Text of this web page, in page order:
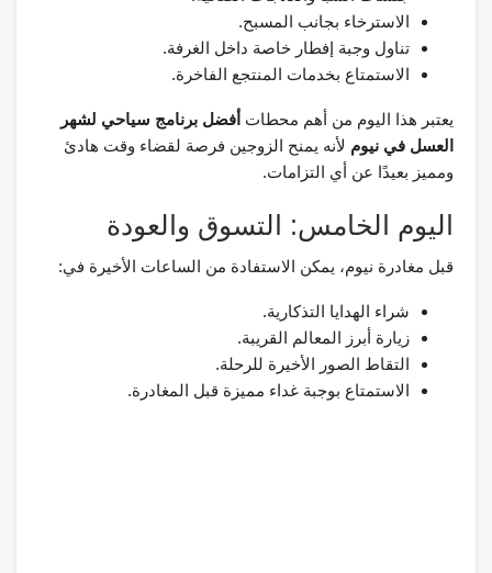
الاسترخاء بجانب المسبح.
تناول وجبة إفطار خاصة داخل الغرفة.
الاستمتاع بخدمات المنتجع الفاخرة.
يعتبر هذا اليوم من أهم محطات أفضل برنامج سياحي لشهر
العسل في نيوم لأنه يمنح الزوجين فرصة لقضاء وقت هادئ
ومميز بعيدًا عن أي التزامات.
اليوم الخامس: التسوق والعودة
قبل مغادرة نيوم، يمكن الاستفادة من الساعات الأخيرة في:
شراء الهدايا التذكارية.
زيارة أبرز المعالم القريبة.
التقاط الصور الأخيرة للرحلة.
الاستمتاع بوجبة غداء مميزة قبل المغادرة.